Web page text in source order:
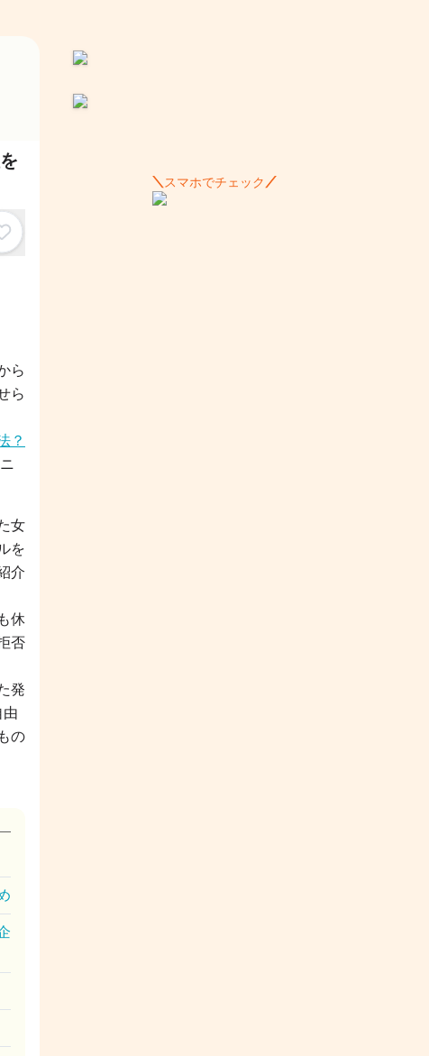
ら
ら
？
ニ
女
を
介
休
否
発
由
の
スマホでチェック